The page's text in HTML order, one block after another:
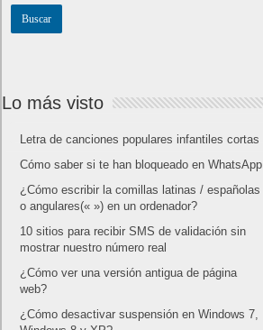
Lo más visto
Letra de canciones populares infantiles cortas
Cómo saber si te han bloqueado en WhatsApp
¿Cómo escribir la comillas latinas / españolas
o angulares(« ») en un ordenador?
10 sitios para recibir SMS de validación sin
mostrar nuestro número real
¿Cómo ver una versión antigua de página
web?
¿Cómo desactivar suspensión en Windows 7,